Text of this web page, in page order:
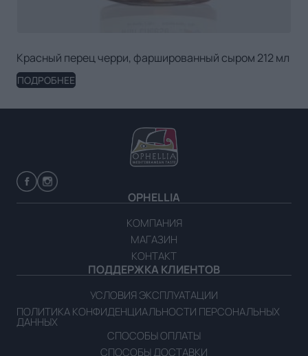
Красный перец черри, фаршированный сыром 212 мл
ПОДРОБНЕЕ
OPHELLIA
КОМПАНИЯ
МАГАЗИН
КОНТАКТ
ПОДДЕРЖКА КЛИЕНТОВ
УСЛОВИЯ ЭКСПЛУАТАЦИИ
ПОЛИТИКА КОНФИДЕНЦИАЛЬНОСТИ ПЕРСОНАЛЬНЫХ
ДАННЫХ
СПОСОБЫ ОПЛАТЫ
СПОСОБЫ ДОСТАВКИ